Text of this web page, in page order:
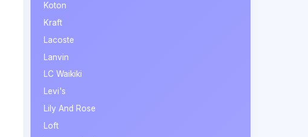
Koton
Kraft
Lacoste
Lanvin
LC Waikiki
Levi's
Lily And Rose
Loft